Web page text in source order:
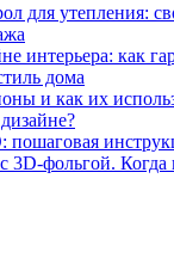
для утепления:
интерьера: как
дома
и как их
3D-фольгой.